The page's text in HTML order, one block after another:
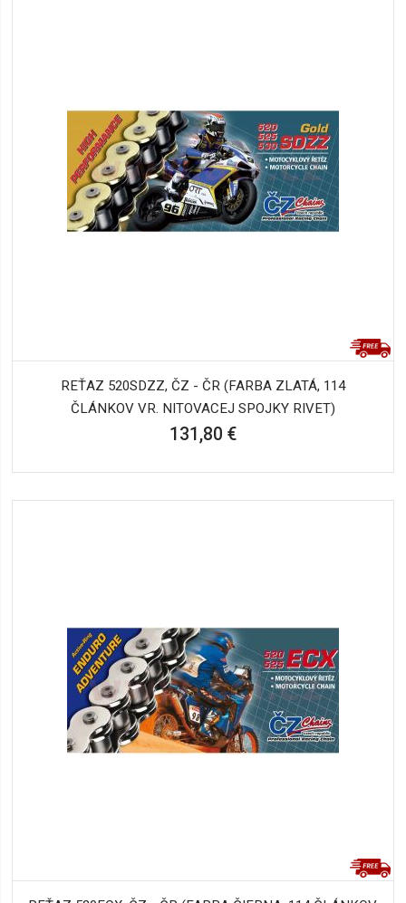
REŤAZ 520SDZZ, ČZ - ČR (FARBA ZLATÁ, 114
ČLÁNKOV VR. NITOVACEJ SPOJKY RIVET)
131,80 €